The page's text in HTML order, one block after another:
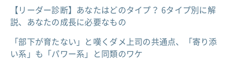
【リーダー診断】あなたはどのタイプ？ 6タイプ別に解
説、あなたの成長に必要なもの
「部下が育たない」と嘆くダメ上司の共通点、「寄り添
い系」も「パワー系」と同類のワケ